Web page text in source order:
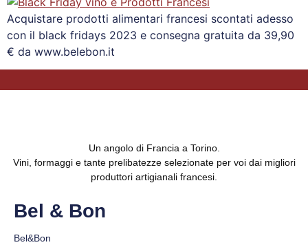
Acquistare prodotti alimentari francesi scontati adesso
con il black fridays 2023 e consegna gratuita da 39,90
€ da www.belebon.it
Un angolo di Francia a Torino.
Vini, formaggi e tante prelibatezze selezionate per voi dai migliori
produttori artigianali francesi.
Bel & Bon
Bel&Bon